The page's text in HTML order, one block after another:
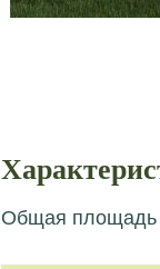
Общая площадь